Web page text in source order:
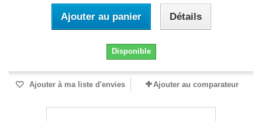
Ajouter au panier Détails
Disponible
Ajouter à ma liste d'envies Ajouter au comparateur